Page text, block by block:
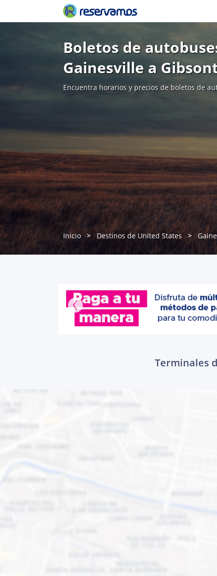
Boletos de
Gainesville a
Encuentra horarios y precios de boletos de
Inicio Destinos de United States
Terminales